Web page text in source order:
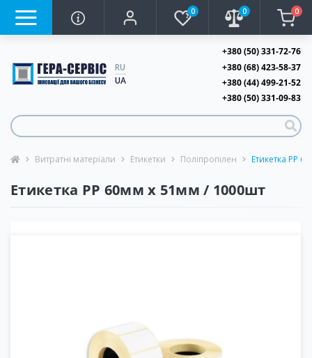
0 0 0
RU
UA
+380 (50) 331-72-76
+380 (68) 423-58-37
+380 (44) 499-21-52
+380 (50) 331-09-83
Витратні матеріали Етикетки Поліпропілен Етикетка PP
Етикетка PP 60мм х 51мм / 1000шт